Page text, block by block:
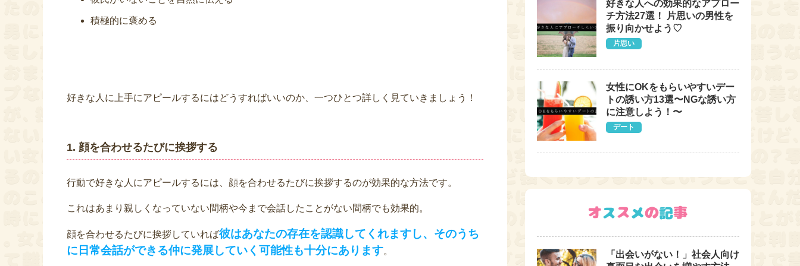
積極的に褒める
好きな人に上手にアピールするにはどうすればいいのか、一つひとつ詳しく見ていきましょう！
1. 顔を合わせるたびに挨拶する
行動で好きな人にアピールするには、顔を合わせるたびに挨拶するのが効果的な方法です。
これはあまり親しくなっていない間柄や今まで会話したことがない間柄でも効果的。
顔を合わせるたびに挨拶していれば彼はあなたの存在を認識してくれますし、そのうち
に日常会話ができる仲に発展していく可能性も十分にあります。
好きな人への効果的なアプロー
チ方法27選！ 片思いの男性を
振り向かせよう♡
片思い
女性にOKをもらいやすいデー
トの誘い方13選〜NGな誘い方
に注意しよう！〜
デート
「出会いがない！」社会人向け